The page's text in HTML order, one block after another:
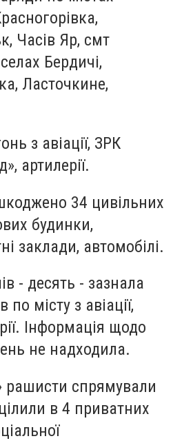
Часів Яр, смт
Бердичі,
Ласточкине,
з авіації, ЗРК
артилерії.
34 цивільних
будинки,
заклади, автомобілі.
- десять - зазнала
місту з авіації,
Інформація щодо
не надходила.
рашисти спрямували
в 4 приватних